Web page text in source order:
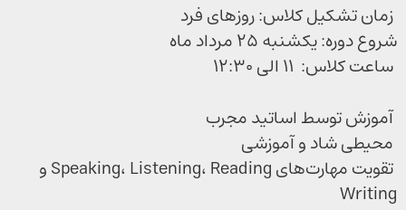
زمان تشکیل کلاس: روزهای فرد
شروع دوره: یکشنبه ۲۵ مرداد ماه
ساعت کلاس: ۱۱ الی ۱۲:۳۰
آموزش توسط اساتید مجرب
محیطی شاد و آموزشی
تقویت مهارت‌های Speaking، Listening، Reading و
Writing